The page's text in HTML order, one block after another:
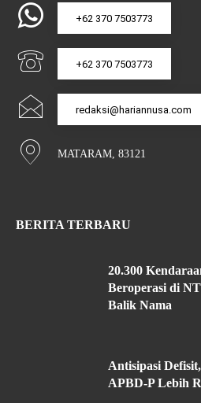
+62 370 7503773
+62 370 7503773
redaksi@hariannusa.com
MATARAM, 83121
BERITA TERBARU
20.300
Beroperasi di
Balik Nama
Antisipasi
APBD-P Lebih